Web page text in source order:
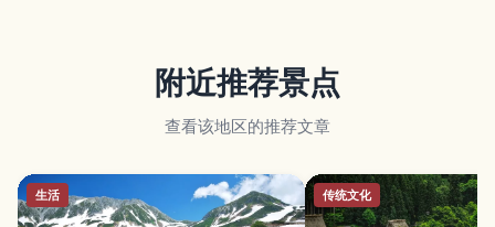
附近推荐景点
查看该地区的推荐文章
生活 传统文化